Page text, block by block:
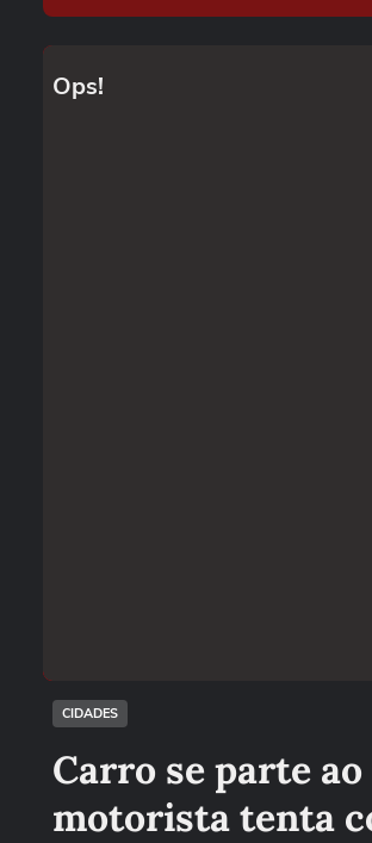
Ops!
CIDADES
Carro se parte
motorista tenta